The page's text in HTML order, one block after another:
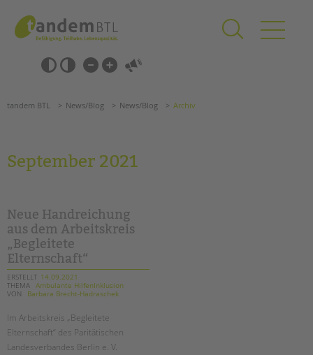
springen
Barrierefrei-
Einstellungen
überspringen
überspringen
Grundschulen
Förderzentren
Kollegs
EFöB
Schulbezogene Sozialarbeit
Tagesgruppen
EINGLIEDERUNGSHILFE
Suchen
tandem BTL News/Blog News/Blog Archiv
September 2021
Neue Handreichung
aus dem Arbeitskreis
„Begleitete
Elternschaft“
ERSTELLT 14.09.2021
THEMA Ambulante HilfenInklusion
VON
Barbara Brecht-Hadraschek
Im Arbeitskreis „Begleitete
Elternschaft“ des Paritätischen
Landesverbandes Berlin e. V.